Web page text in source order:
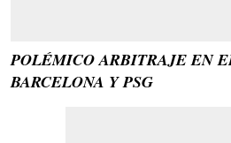
POLÉMICO ARBITRAJE EN
BARCELONA Y PSG